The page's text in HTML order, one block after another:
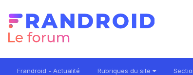
Frandroid - Actualité Rubriques du site